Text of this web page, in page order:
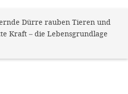
Dürre rauben Tieren und
Kraft – die Lebensgrundlage
den